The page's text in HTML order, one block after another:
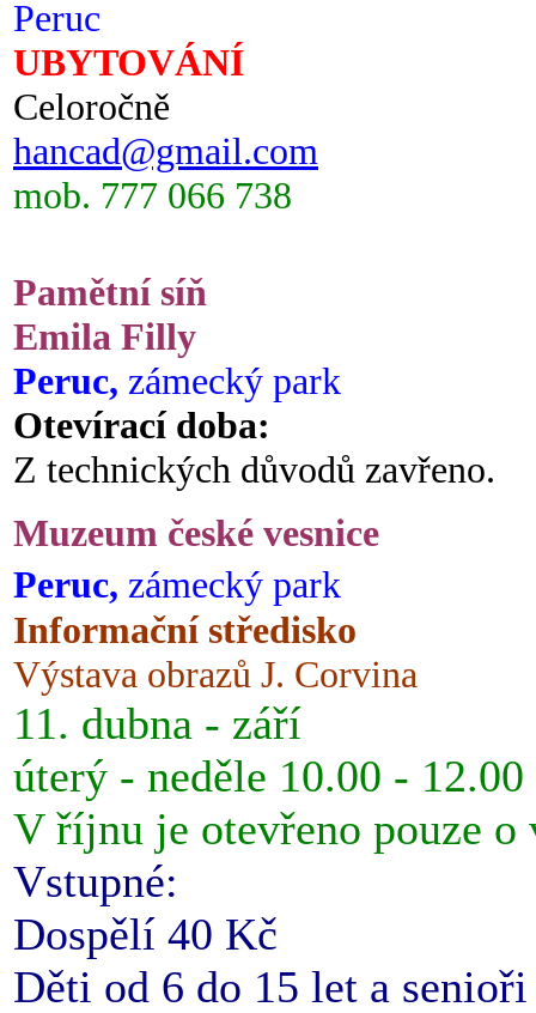
Peruc
UBYTOVÁNÍ
Celoročně
hancad@gmail.com
mob. 777 066 738
Pamětní síň
Emila Filly
Peruc, zámecký park
Otevírací doba:
Z technických důvodů zavřeno.
Muzeum české vesnice
Peruc, zámecký park
Informační středisko
Výstava obrazů J. Corvina
11. dubna - září
úterý - neděle 10.00 -
V říjnu je otevřeno pouze o
Vstupné:
Dospělí 40 Kč
Děti od 6 do 15 let a